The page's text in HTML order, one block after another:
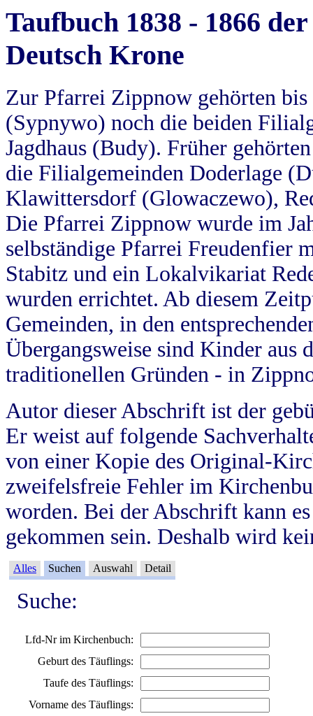
Taufbuch 1838 - 1866
Deutsch Krone
Zur Pfarrei Zippnow gehörten
(Sypnywo) noch die beiden
Jagdhaus (Budy). Früher
die Filialgemeinden Doderlage
Klawittersdorf (Glowaczewo),
Die Pfarrei Zippnow wurde im
selbständige Pfarrei Freudenfier
Stabitz und ein Lokalvikariat
wurden errichtet. Ab diesem
Gemeinden, in den
Übergangsweise sind Kinder aus
traditionellen Gründen - in
Autor dieser Abschrift ist der
Er weist auf folgende
von einer Kopie des Original-
zweifelsfreie Fehler im
worden. Bei der Abschrift kann
gekommen sein. Deshalb wird
Alles Suchen Auswahl Detail
Suche:
Lfd-Nr im Kirchenbuch:
Geburt des Täuflings:
Taufe des Täuflings:
Vorname des Täuflings: